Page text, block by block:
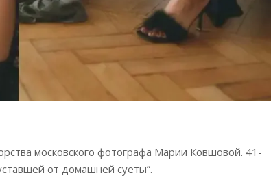
московского фотографа Марии Ковшовой. 41-
от домашней суеты”.